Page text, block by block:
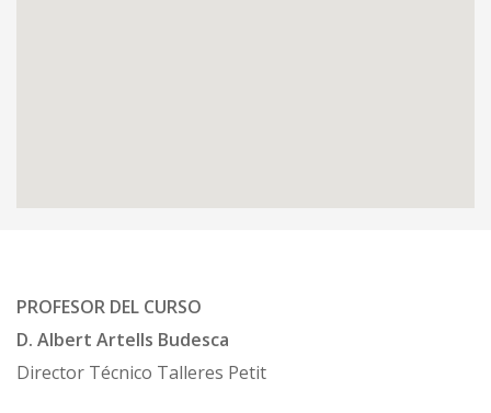
PROFESOR DEL CURSO
D. Albert Artells Budesca
Director Técnico Talleres Petit